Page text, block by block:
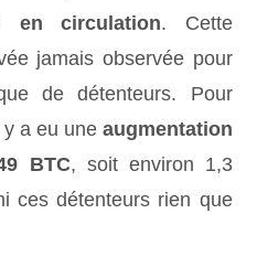
en circulation. Cette
jamais observée pour
de détenteurs. Pour
a eu une augmentation
BTC, soit environ 1,3
ces détenteurs rien que